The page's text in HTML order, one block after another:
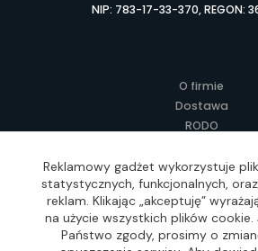
NIP: 783-17-33-370, REGON:
O firmie
Dostawa
RODO
Regulamin
Lokalne Gadżety
Jak zamawiać?
Słownik pojęć
FAQ
Reklamowy gadżet wykorzystuje
statystycznych, funkcjonalnych,
reklam. Klikając „akceptuję”
na użycie wszystkich plików cookie.
Państwo zgody, prosimy o